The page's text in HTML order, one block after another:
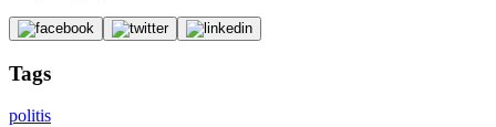
Tags
politis